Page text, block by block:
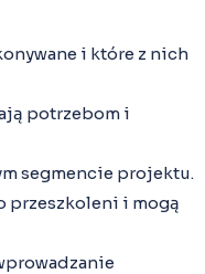
i które z nich
potrzebom i
segmencie projektu.
przeszkoleni i mogą